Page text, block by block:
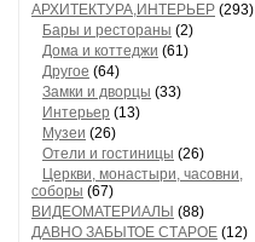
АРХИТЕКТУРА,ИНТЕРЬЕР (293)
Бары и рестораны (2)
Дома и коттеджи (61)
Другое (64)
Замки и дворцы (33)
Интерьер (13)
Музеи (26)
Отели и гостиницы (26)
Церкви, монастыри, часовни,
соборы (67)
ВИДЕОМАТЕРИАЛЫ (88)
ДАВНО ЗАБЫТОЕ СТАРОЕ (12)